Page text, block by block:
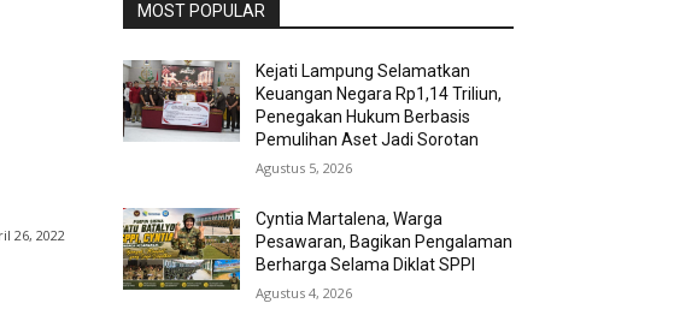
26, 2022
MOST POPULAR
Kejati Lampung Selamatkan
Keuangan Negara Rp1,14 Triliun,
Penegakan Hukum Berbasis
Pemulihan Aset Jadi Sorotan
Agustus 5, 2026
Cyntia Martalena, Warga
Pesawaran, Bagikan Pengalaman
Berharga Selama Diklat SPPI
Agustus 4, 2026